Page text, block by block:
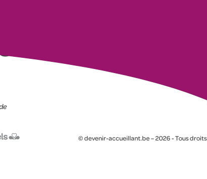
© devenir-accueillant.be – 2026 - Tous